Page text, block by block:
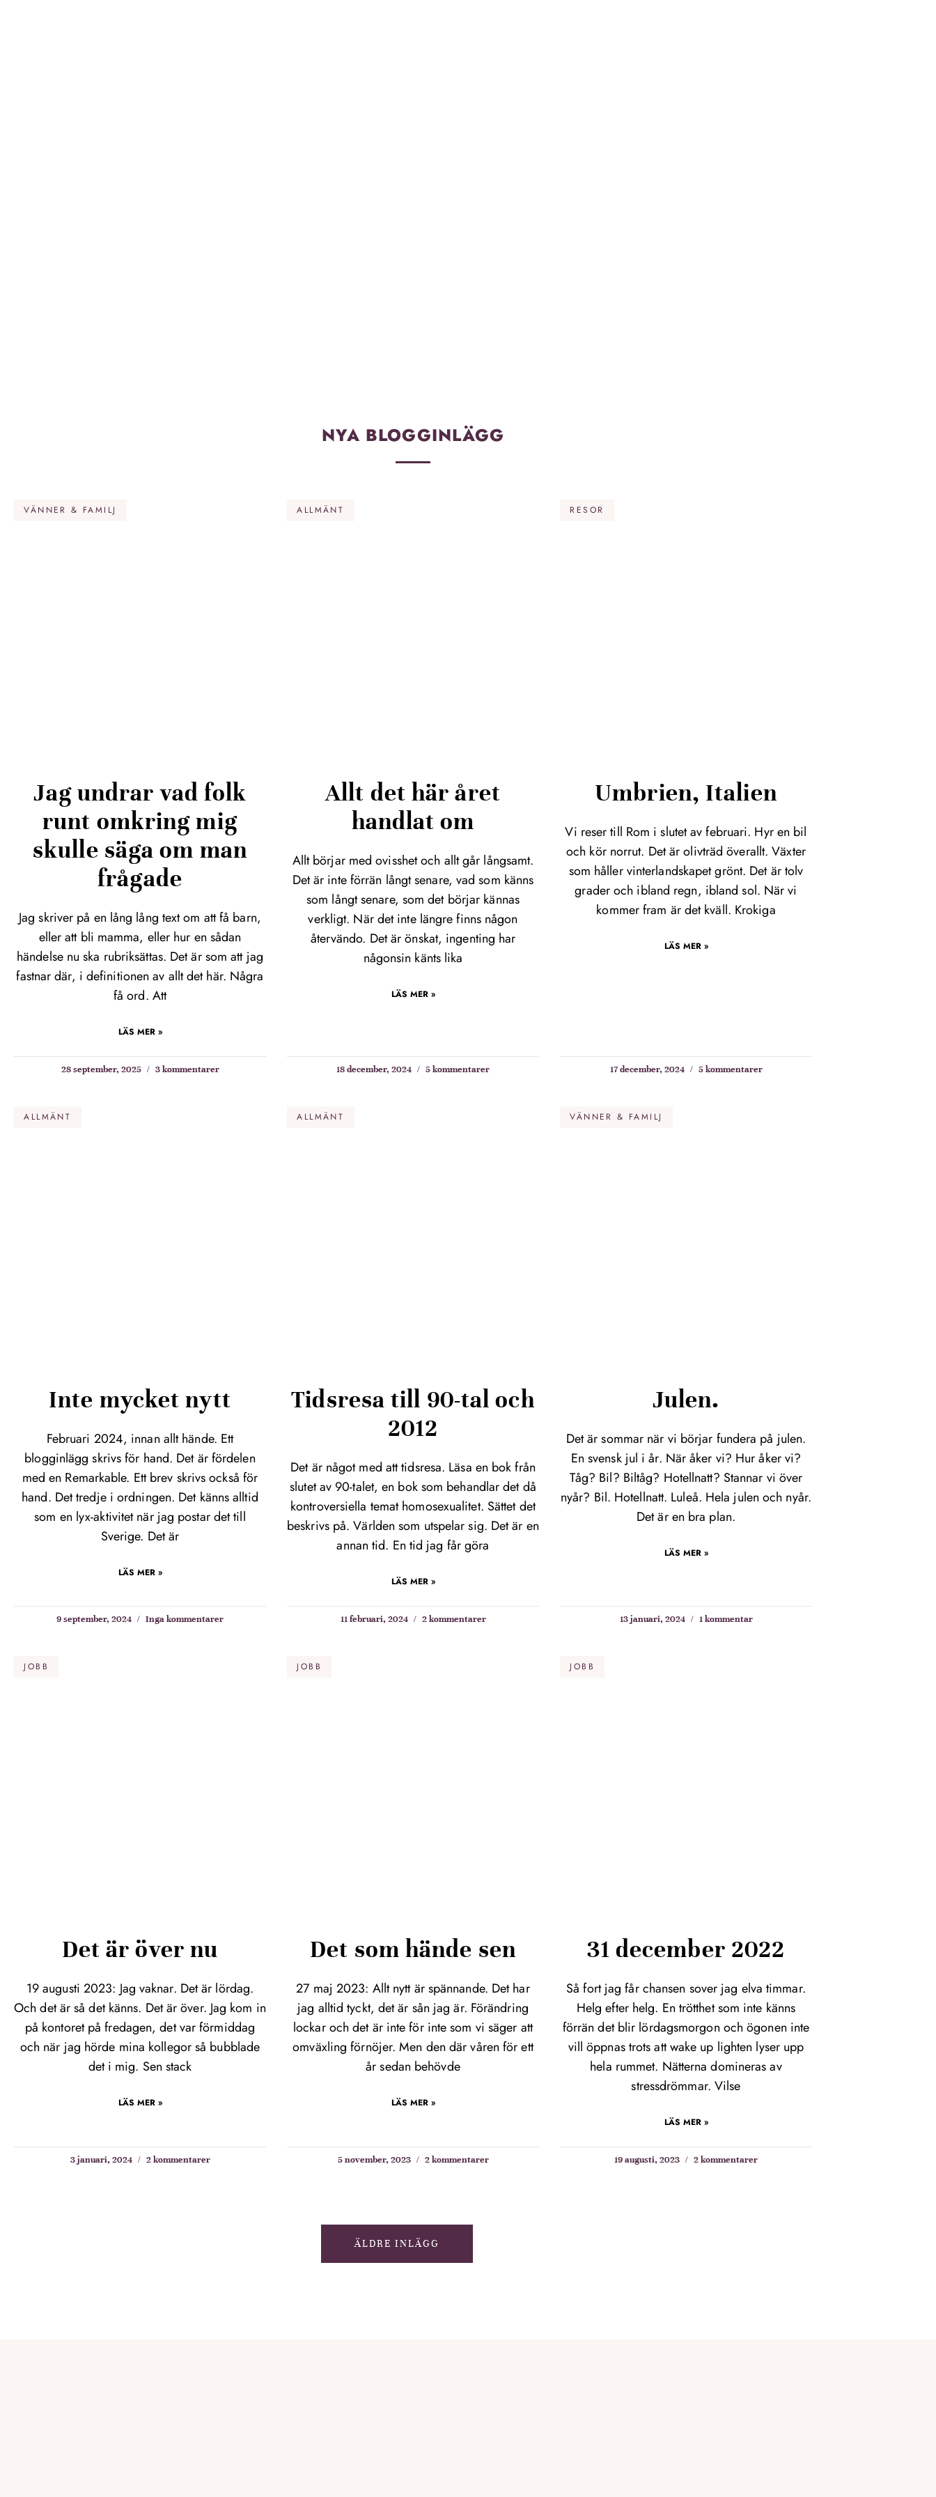
NYA BLOGGINLÄGG
VÄNNER & FAMILJ
Jag undrar vad folk
runt omkring mig
skulle säga om man
frågade
Jag skriver på en lång lång text om att få barn,
eller att bli mamma, eller hur en sådan
händelse nu ska rubriksättas. Det är som att jag
fastnar där, i definitionen av allt det här. Några
få ord. Att
LÄS MER »
28 september, 2025 3 kommentarer
ALLMÄNT
Allt det här året
handlat om
Allt börjar med ovisshet och allt går långsamt.
Det är inte förrän långt senare, vad som känns
som långt senare, som det börjar kännas
verkligt. När det inte längre finns någon
återvändo. Det är önskat, ingenting har
någonsin känts lika
LÄS MER »
18 december, 2024 5 kommentarer
RESOR
Umbrien, Italien
Vi reser till Rom i slutet av februari. Hyr en bil
och kör norrut. Det är olivträd överallt. Växter
som håller vinterlandskapet grönt. Det är tolv
grader och ibland regn, ibland sol. När vi
kommer fram är det kväll. Krokiga
LÄS MER »
17 december, 2024 5 kommentarer
ALLMÄNT
Inte mycket nytt
Februari 2024, innan allt hände. Ett
blogginlägg skrivs för hand. Det är fördelen
med en Remarkable. Ett brev skrivs också för
hand. Det tredje i ordningen. Det känns alltid
som en lyx-aktivitet när jag postar det till
Sverige. Det är
LÄS MER »
9 september, 2024 Inga kommentarer
ALLMÄNT
Tidsresa till 90-tal och
2012
Det är något med att tidsresa. Läsa en bok från
slutet av 90-talet, en bok som behandlar det då
kontroversiella temat homosexualitet. Sättet det
beskrivs på. Världen som utspelar sig. Det är en
annan tid. En tid jag får göra
LÄS MER »
11 februari, 2024 2 kommentarer
VÄNNER & FAMILJ
Julen.
Det är sommar när vi börjar fundera på julen.
En svensk jul i år. När åker vi? Hur åker vi?
Tåg? Bil? Biltåg? Hotellnatt? Stannar vi över
nyår? Bil. Hotellnatt. Luleå. Hela julen och nyår.
Det är en bra plan.
LÄS MER »
13 januari, 2024 1 kommentar
JOBB
Det är över nu
19 augusti 2023: Jag vaknar. Det är lördag.
Och det är så det känns. Det är över. Jag kom in
på kontoret på fredagen, det var förmiddag
och när jag hörde mina kollegor så bubblade
det i mig. Sen stack
LÄS MER »
3 januari, 2024 2 kommentarer
JOBB
Det som hände sen
27 maj 2023: Allt nytt är spännande. Det har
jag alltid tyckt, det är sån jag är. Förändring
lockar och det är inte för inte som vi säger att
omväxling förnöjer. Men den där våren för ett
år sedan behövde
LÄS MER »
5 november, 2023 2 kommentarer
JOBB
31 december 2022
Så fort jag får chansen sover jag elva timmar.
Helg efter helg. En trötthet som inte känns
förrän det blir lördagsmorgon och ögonen inte
vill öppnas trots att wake up lighten lyser upp
hela rummet. Nätterna domineras av
stressdrömmar. Vilse
LÄS MER »
19 augusti, 2023 2 kommentarer
ÄLDRE INLÄGG